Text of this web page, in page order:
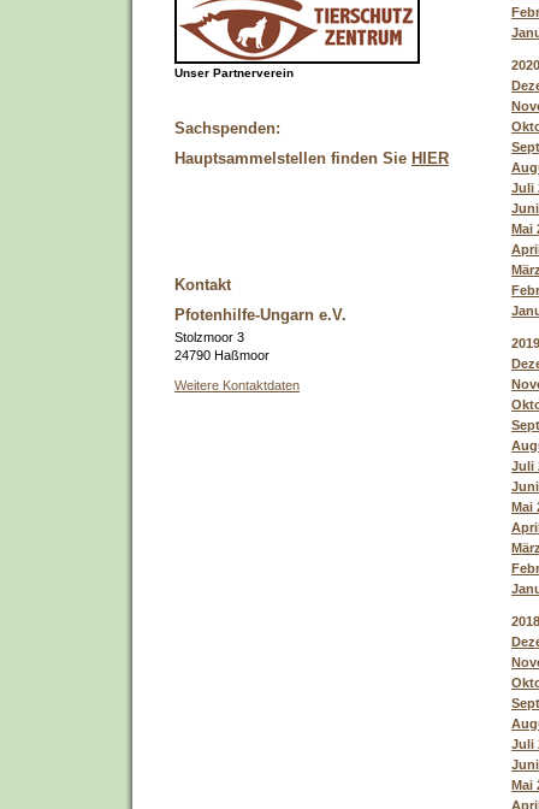
Unser Partnerverein
Sachspenden:
Hauptsammelstellen finden Sie HIER
Kontakt
Pfotenhilfe-Ungarn e.V.
Stolzmoor 3
24790 Haßmoor
Weitere Kontaktdaten
2020
Juli
Mai
2019
Juli
Mai
2018
Juli
Mai